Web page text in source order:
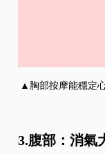
▲胸部按摩能穩定
3.腹部：消氣